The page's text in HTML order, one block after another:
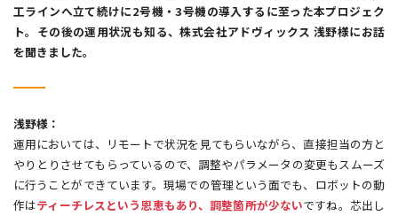
工ラインへ立て続けに2号機・3号機の導入するに至った本プロジェク
ト。その後の運用状況も知る、株式会社アドヴィックス 浅野様にお話
を聞きました。
浅野様：
運用においては、リモートで状況を見てもらいながら、直接担当の方と
やりとりさせてもらっているので、調整やパラメータの変更もスムーズ
に行うことができています。現場での管理という面でも、ロボットの動
作はティーチレスという恩恵もあり、調整箇所が少ないですね。芯出し